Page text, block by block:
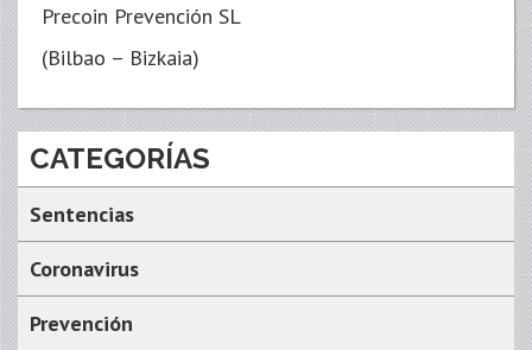
Precoin Prevención SL
(Bilbao – Bizkaia)
CATEGORÍAS
Sentencias
Coronavirus
Prevención